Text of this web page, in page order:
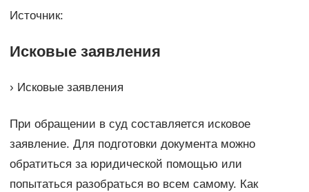
Источник:
Исковые заявления
› Исковые заявления
При обращении в суд составляется исковое
заявление. Для подготовки документа можно
обратиться за юридической помощью или
попытаться разобраться во всем самому. Как